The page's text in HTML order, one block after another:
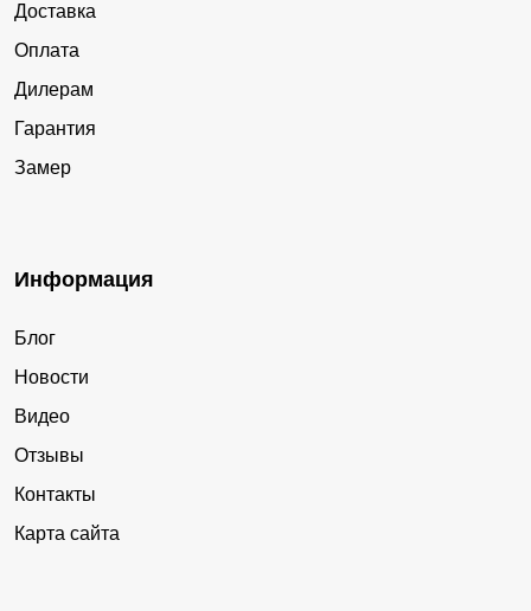
Доставка
Оплата
Дилерам
Гарантия
Замер
Информация
Блог
Новости
Видео
Отзывы
Контакты
Карта сайта